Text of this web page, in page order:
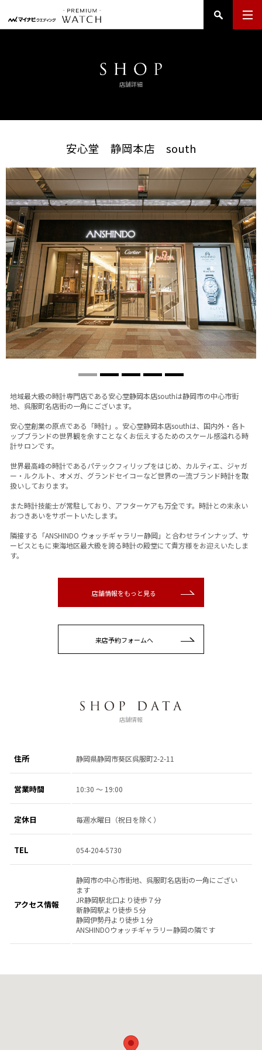
店舗詳細
安心堂 静岡本店 south
地域最大級の時計専門店である安心堂静岡本店southは静岡市の中心市街
地、呉服町名店街の一角にございます。
安心堂創業の原点である「時計」。安心堂静岡本店southは、国内外・各ト
ップブランドの世界観を余すことなくお伝えするためのスケール感溢れる時
計サロンです。
世界最高峰の時計であるパテックフィリップをはじめ、カルティエ、ジャガ
ー・ルクルト、オメガ、グランドセイコーなど世界の一流ブランド時計を取
扱いしております。
また時計技能士が常駐しており、アフターケアも万全です。時計との末永い
おつきあいをサポートいたします。
隣接する「ANSHINDO ウォッチギャラリー静岡」と合わせラインナップ、サ
ービスともに東海地区最大級を誇る時計の殿堂にて貴方様をお迎えいたしま
す。
店舗情報をもっと見る
来店予約フォームへ
店舗情報
住所 静岡県静岡市葵区呉服町2-2-11
営業時間 10:30 ～ 19:00
定休日 毎週水曜日（祝日を除く）
TEL 054-204-5730
アクセス情報
静岡市の中心市街地、呉服町名店街の一角にござい
ます
JR静岡駅北口より徒歩７分
新静岡駅より徒歩５分
静岡伊勢丹より徒歩１分
ANSHINDOウォッチギャラリー静岡の隣です